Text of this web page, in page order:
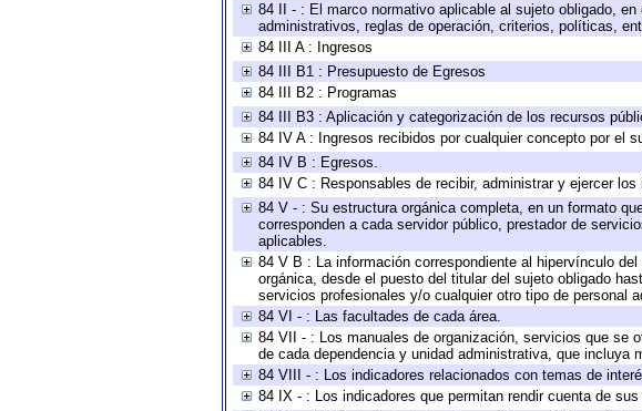
84 II - : El marco normativo aplicable al sujeto obligado,
administrativos, reglas de operación, criterios, políticas,
84 III A : Ingresos
84 III B1 : Presupuesto de Egresos
84 III B2 : Programas
84 III B3 : Aplicación y categorización de los recursos
84 IV A : Ingresos recibidos por cualquier concepto por el
84 IV B : Egresos.
84 IV C : Responsables de recibir, administrar y ejercer los
84 V - : Su estructura orgánica completa, en un formato
corresponden a cada servidor público, prestador de
aplicables.
84 V B : La información correspondiente al hipervínculo
orgánica, desde el puesto del titular del sujeto obligado
servicios profesionales y/o cualquier otro tipo de personal
84 VI - : Las facultades de cada área.
84 VII - : Los manuales de organización, servicios que se
de cada dependencia y unidad administrativa, que incluya
84 VIII - : Los indicadores relacionados con temas de
84 IX - : Los indicadores que permitan rendir cuenta de